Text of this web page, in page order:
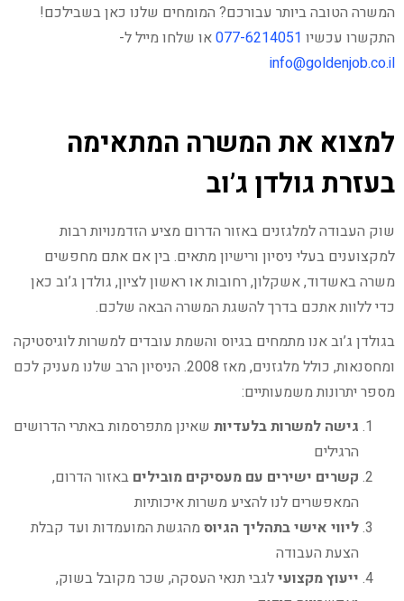
המשרה הטובה ביותר עבורכם? המומחים שלנו כאן בשבילכם!
התקשרו עכשיו 077-6214051או שלחו מייל ל-
info@goldenjob.co.il
למצוא את המשרה המתאימה
בעזרת גולדן ג’וב
שוק העבודה למלגזנים באזור הדרום מציע הזדמנויות רבות
למקצוענים בעלי ניסיון ורישיון מתאים. בין אם אתם מחפשים
משרה באשדוד, אשקלון, רחובות או ראשון לציון, גולדן ג’וב כאן
כדי ללוות אתכם בדרך להשגת המשרה הבאה שלכם.
בגולדן ג’וב אנו מתמחים בגיוס והשמת עובדים למשרות לוגיסטיקה
ומחסנאות, כולל מלגזנים, מאז 2008. הניסיון הרב שלנו מעניק לכם
מספר יתרונות משמעותיים:
גישה למשרות בלעדיות שאינן מתפרסמות באתרי הדרושים
הרגילים
קשרים ישירים עם מעסיקים מובילים באזור הדרום,
המאפשרים לנו להציע משרות איכותיות
ליווי אישי בתהליך הגיוס מהגשת המועמדות ועד קבלת
הצעת העבודה
ייעוץ מקצועילגבי תנאי העסקה, שכר מקובל בשוק,